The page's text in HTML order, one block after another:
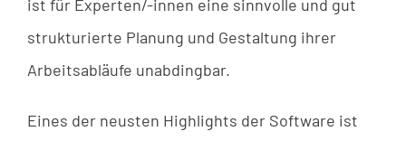
ist für Experten/-innen eine sinnvolle und gut
strukturierte Planung und Gestaltung ihrer
Arbeitsabläufe unabdingbar.
Eines der neusten Highlights der Software ist